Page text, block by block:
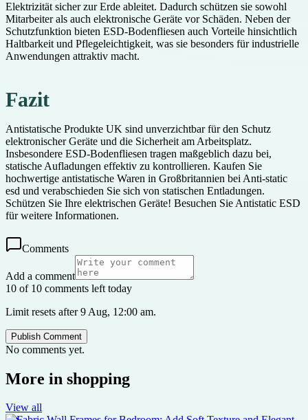
Elektrizität sicher zur Erde ableitet. Dadurch schützen sie sowohl
Mitarbeiter als auch elektronische Geräte vor Schäden. Neben der
Schutzfunktion bieten ESD-Bodenfliesen auch Vorteile hinsichtlich
Haltbarkeit und Pflegeleichtigkeit, was sie besonders für industrielle
Anwendungen attraktiv macht.
Fazit
Antistatische Produkte UK sind unverzichtbar für den Schutz
elektronischer Geräte und die Sicherheit am Arbeitsplatz.
Insbesondere ESD-Bodenfliesen tragen maßgeblich dazu bei,
statische Aufladungen effektiv zu kontrollieren. Kaufen Sie
hochwertige antistatische Waren in Großbritannien bei Anti-static
esd und verabschieden Sie sich von statischen Entladungen.
Schützen Sie Ihre elektrischen Geräte! Besuchen Sie Antistatic ESD
für weitere Informationen.
Comments
Add a comment
10 of 10 comments left today
Limit resets after 9 Aug, 12:00 am.
Publish Comment
No comments yet.
More in shopping
View all